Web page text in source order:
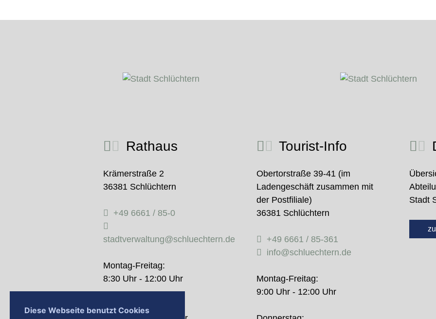
Rathaus
Krämerstraße 2
36381 Schlüchtern
+49 6661 / 85-0
stadtverwaltung@schluechtern.de
Montag-Freitag:
8:30 Uhr - 12:00 Uhr
Donnerstag:
Tourist-Info
Obertorstraße 39-41 (im
Ladengeschäft zusammen mit
der Postfiliale)
36381 Schlüchtern
+49 6661 / 85-361
info@schluechtern.de
Montag-Freitag:
9:00 Uhr - 12:00 Uhr
Stadt
Diese Webseite benutzt Cookies